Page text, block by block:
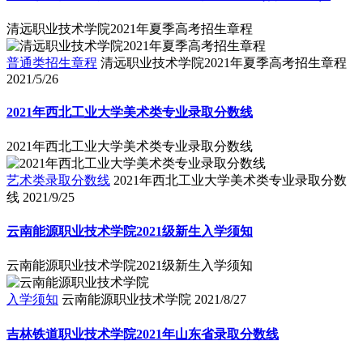
清远职业技术学院2021年夏季高考招生章程
普通类招生章程 清远职业技术学院2021年夏季高考招生章程
2021/5/26
2021年西北工业大学美术类专业录取分数线
2021年西北工业大学美术类专业录取分数线
艺术类录取分数线 2021年西北工业大学美术类专业录取分数
线 2021/9/25
云南能源职业技术学院2021级新生入学须知
云南能源职业技术学院2021级新生入学须知
入学须知 云南能源职业技术学院 2021/8/27
吉林铁道职业技术学院2021年山东省录取分数线